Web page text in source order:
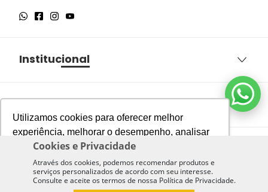
Utilizamos cookies para oferecer melhor
experiência, melhorar o desempenho, analisar
como você interage em nosso site e
personalizar conteúdo.
Institucional
Política de Privacidade
Termos e Condições de Uso
Política de Cookies
Trabalhe Conosco
Aqui você encontra
Imóveis à venda em São Paulo
Imóveis à venda em Jacareí
Nossas Unidades
Cookies e Privacidade
Através dos cookies, podemos recomendar produtos e
serviços personalizados de acordo com seu interesse.
Consulte e aceite os termos de nossa Política de Privacidade.